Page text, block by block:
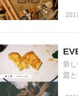
新
題と